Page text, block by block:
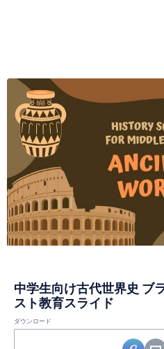
中学生向け古代世界史 ブ
スト教育スライド
ダウンロード